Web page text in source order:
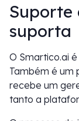
Suporte
suporta
O Smartico.ai
Também é um
recebe um
tanto a